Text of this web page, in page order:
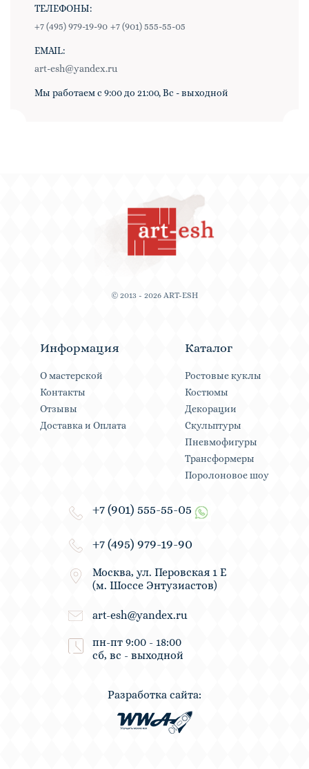
ТЕЛЕФОНЫ:
+7 (495) 979-19-90 +7 (901) 555-55-05
EMAIL:
art-esh@yandex.ru
Мы работаем с 9:00 до 21:00, Вс - выходной
© 2013 - 2026 ART-ESH
Информация
О мастерской
Контакты
Отзывы
Доставка и Оплата
Каталог
Ростовые куклы
Костюмы
Декорации
Скульптуры
Пневмофигуры
Трансформеры
Поролоновое шоу
+7 (901) 555-55-05
+7 (495) 979-19-90
Москва, ул. Перовская 1 Е
(м. Шоссе Энтузиастов)
art-esh@yandex.ru
пн-пт 9:00 - 18:00
сб, вс - выходной
Разработка сайта: